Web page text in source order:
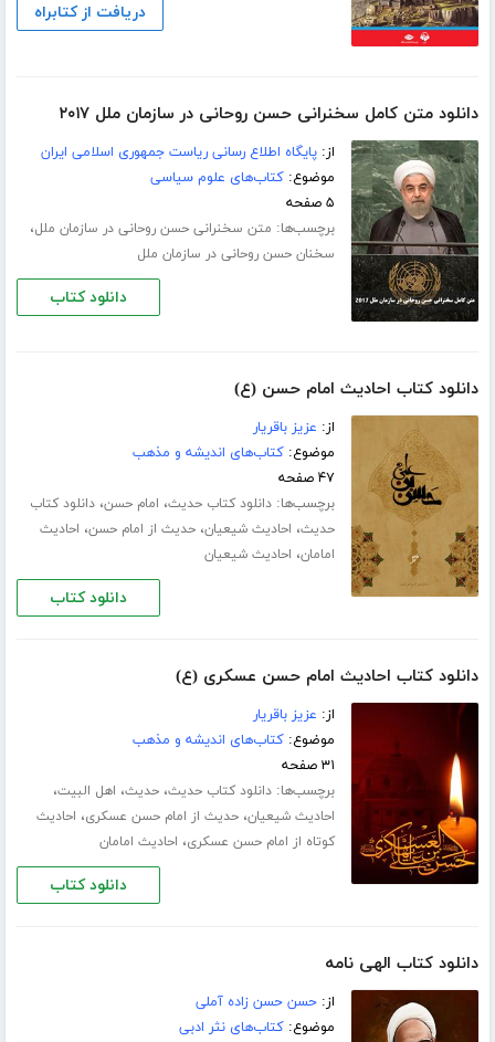
دریافت از کتابراه
دانلود متن کامل سخنرانی حسن روحانی در سازمان ملل ۲۰۱۷
از:پایگاه اطلاع رسانی ریاست جمهوری اسلامی ایران
موضوع:کتاب‌های علوم سیاسی
۵ صفحه
برچسب‌ها: متن سخنرانی حسن روحانی در سازمان ملل،
سخنان حسن روحانی در سازمان ملل
دانلود کتاب
دانلود کتاب احادیث امام حسن (ع)
از: عزیز باقریار
موضوع:کتاب‌های اندیشه و مذهب
۴۷ صفحه
برچسب‌ها:دانلود کتاب حدیث، امام حسن،دانلود کتاب
حدیث، احادیث شیعیان،حدیث از امام حسن، احادیث
امامان، احادیث شیعیان
دانلود کتاب
دانلود کتاب احادیث امام حسن عسکری (ع)
از: عزیز باقریار
موضوع:کتاب‌های اندیشه و مذهب
۳۱ صفحه
برچسب‌ها:دانلود کتاب حدیث،حدیث، اهل البیت،
احادیث شیعیان،حدیث از امام حسن عسکری، احادیث
کوتاه از امام حسن عسکری، احادیث امامان
دانلود کتاب
دانلود کتاب الهی نامه
از:حسن حسن زاده آملی
موضوع:کتاب‌های نثر ادبی